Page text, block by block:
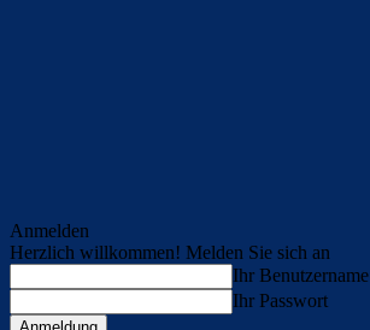
Anmelden
Herzlich willkommen! Melden Sie sich an
Ihr Benutzername
Ihr Passwort